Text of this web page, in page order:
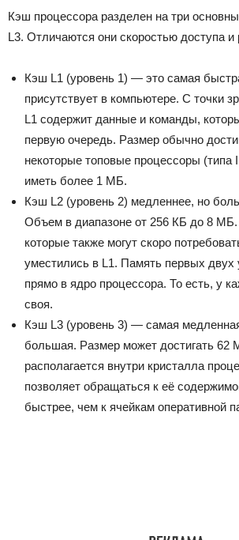
Кэш процессора разделен на три
L3. Отличаются они скоростью доступа и
Кэш L1 (уровень 1) — это самая
присутствует в компьютере. С точки
L1 содержит данные и команды,
первую очередь. Размер обычно
некоторые топовые процессоры (типа
иметь более 1 МБ.
Кэш L2 (уровень 2) медленнее, но
Объем в диапазоне от 256 КБ до 8
которые также могут скоро
уместились в L1. Память первых двух
прямо в ядро процессора. То есть, у
своя.
Кэш L3 (уровень 3) — самая
большая. Размер может достигать 62
располагается внутри кристалла
позволяет обращаться к её
быстрее, чем к ячейкам оперативной